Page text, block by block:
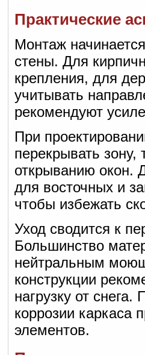
Практические
Монтаж
стены. Для
крепления, для
учитывать
рекомендуют
При
перекрывать
открыванию
для восточных и
чтобы избежать
Уход сводится к
Большинство
нейтральным
конструкции
нагрузку от
коррозии каркаса
элементов.